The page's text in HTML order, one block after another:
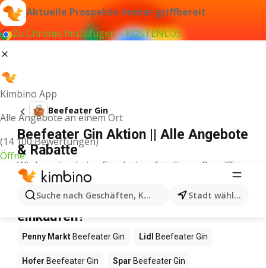
Aktuelle Prospekte immer griffbereit
Zu Chrome hinzufügen – KOSTENLOS
Kimbino App
Alle Angebote an einem Ort
(14 100 Bewertungen)
Öffne
Suche nach Geschäften, Kategorien, Produkten...
Stadt wählen
Beefeater Gin
Beefeater Gin Aktion || Alle Angebote
& Rabatte
Wir konnten keine Ergebnisse für diesen Begriff
finden.
Beefeater Gin im Angebot – Wo
einkaufen?
Penny Markt Beefeater Gin Lidl Beefeater Gin
Hofer Beefeater Gin Spar Beefeater Gin